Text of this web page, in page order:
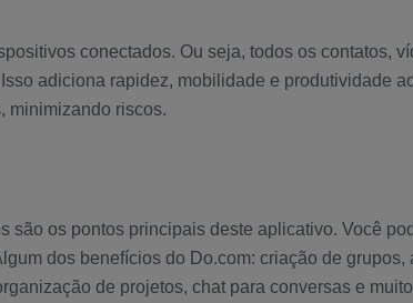
conectados. Ou seja, todos os contatos,
adiciona rapidez, mobilidade e produtividade
minimizando riscos.
são os pontos principais deste aplicativo. Você
dos benefícios do Do.com: criação de
de projetos, chat para conversas e